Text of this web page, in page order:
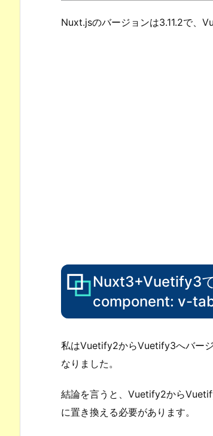
Nuxt.jsのバージョンは3.11.2で、
Nuxt3+Vuetify3
component: v-
私はVuetify2からVuetify3へバー
なりました。
結論を言うと、Vuetify2から
に置き換える必要があります。